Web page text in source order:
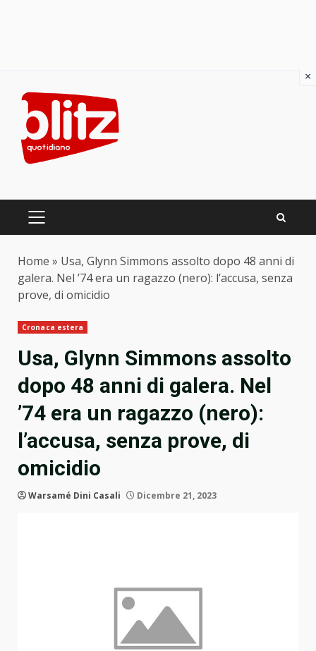
content
PRIMARY
Home » Usa, Glynn Simmons assolto dopo 48 anni di
galera. Nel ’74 era un ragazzo (nero): l’accusa, senza
prove, di omicidio
Cronaca estera
Usa, Glynn Simmons assolto
dopo 48 anni di galera. Nel
’74 era un ragazzo (nero):
l’accusa, senza prove, di
omicidio
Warsamé Dini Casali Dicembre 21, 2023
×